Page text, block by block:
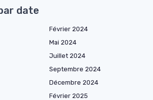
date
Février 2024
Mai 2024
Juillet 2024
Septembre 2024
Décembre 2024
Février 2025